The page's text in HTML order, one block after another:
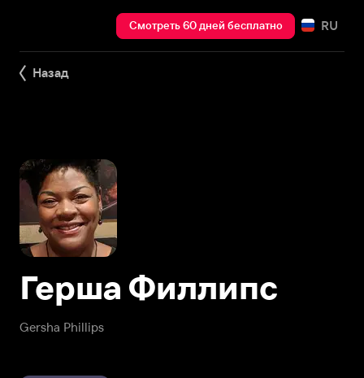
Смотреть 60 дней бесплатно RU
Назад
Gersha Phillips
Герша Филлипс